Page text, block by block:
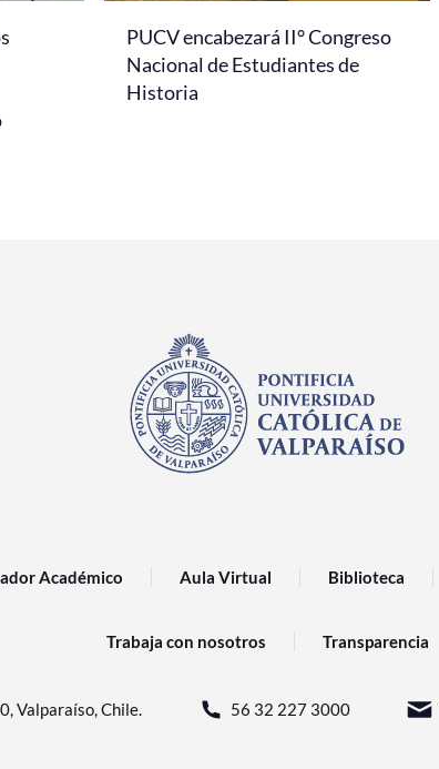
PUCV encabezará II° Congreso
Nacional de Estudiantes de
Historia
Académico Aula Virtual Biblioteca
Trabaja con nosotros Transparencia
Valparaíso, Chile. 56 32 227 3000